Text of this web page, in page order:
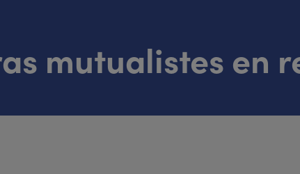
mutualistes en